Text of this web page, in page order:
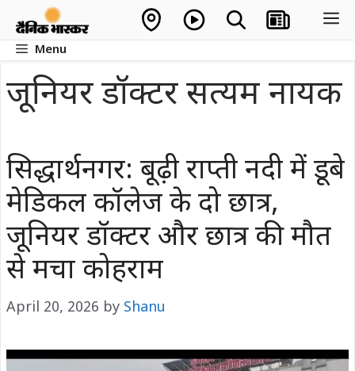
contentMenu
जूनियर डॉक्टर सत्यम नायक
सिद्धार्थनगर: बूढ़ी राप्ती नदी में डूबे
मेडिकल कॉलेज के दो छात्र,
जूनियर डॉक्टर और छात्र की मौत
से मचा कोहराम
April 20, 2026 by Shanu